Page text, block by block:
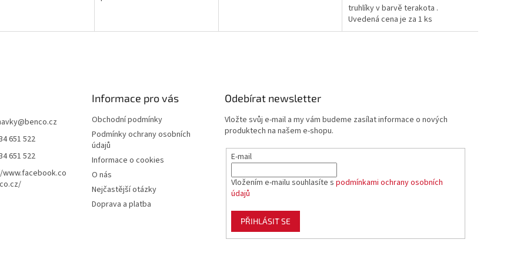
truhlíky v barvě terakota .
Uvedená cena je za 1 ks
držáku.
@benco.cz
651 522
651 522
Informace pro vás
Obchodní podmínky
Podmínky ochrany osobních
údajů
Informace o cookies
O nás
Nejčastější otázky
Doprava a platba
Odebírat newsletter
Vložte svůj e-mail a my vám budeme zasílat informace o nových
produktech na našem e-shopu.
E-mail
Vložením e-mailu souhlasíte spodmínkami ochrany osobních
údajů
PŘIHLÁSIT SE